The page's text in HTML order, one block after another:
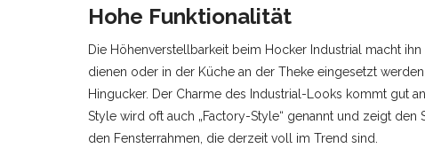
Hohe Funktionalität
Die Höhenverstellbarkeit beim Hocker Industrial macht
dienen oder in der Küche an der Theke eingesetzt
Hingucker. Der Charme des Industrial-Looks kommt gut
Style wird oft auch „Factory-Style“ genannt und zeigt
den Fensterrahmen, die derzeit voll im Trend sind.